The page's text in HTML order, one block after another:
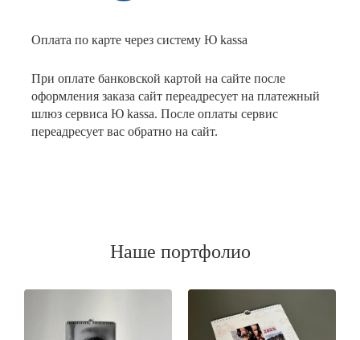
Оплата по карте через систему Ю kassa
При оплате банковской картой на сайте после
оформления заказа сайт переадресует на платежный
шлюз сервиса Ю kassa. После оплаты сервис
переадресует вас обратно на сайт.
Наше портфолио